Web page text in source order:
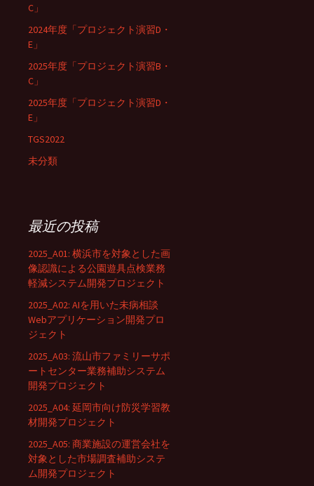
C」
2024年度「プロジェクト演習D・
E」
2025年度「プロジェクト演習B・
C」
2025年度「プロジェクト演習D・
E」
TGS2022
未分類
最近の投稿
2025_A01: 横浜市を対象とした画
像認識による公園遊具点検業務
軽減システム開発プロジェクト
2025_A02: AIを用いた未病相談
Webアプリケーション開発プロ
ジェクト
2025_A03: 流山市ファミリーサポ
ートセンター業務補助システム
開発プロジェクト
2025_A04: 延岡市向け防災学習教
材開発プロジェクト
2025_A05: 商業施設の運営会社を
対象とした市場調査補助システ
ム開発プロジェクト